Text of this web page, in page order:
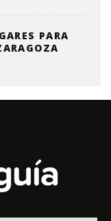
PARA